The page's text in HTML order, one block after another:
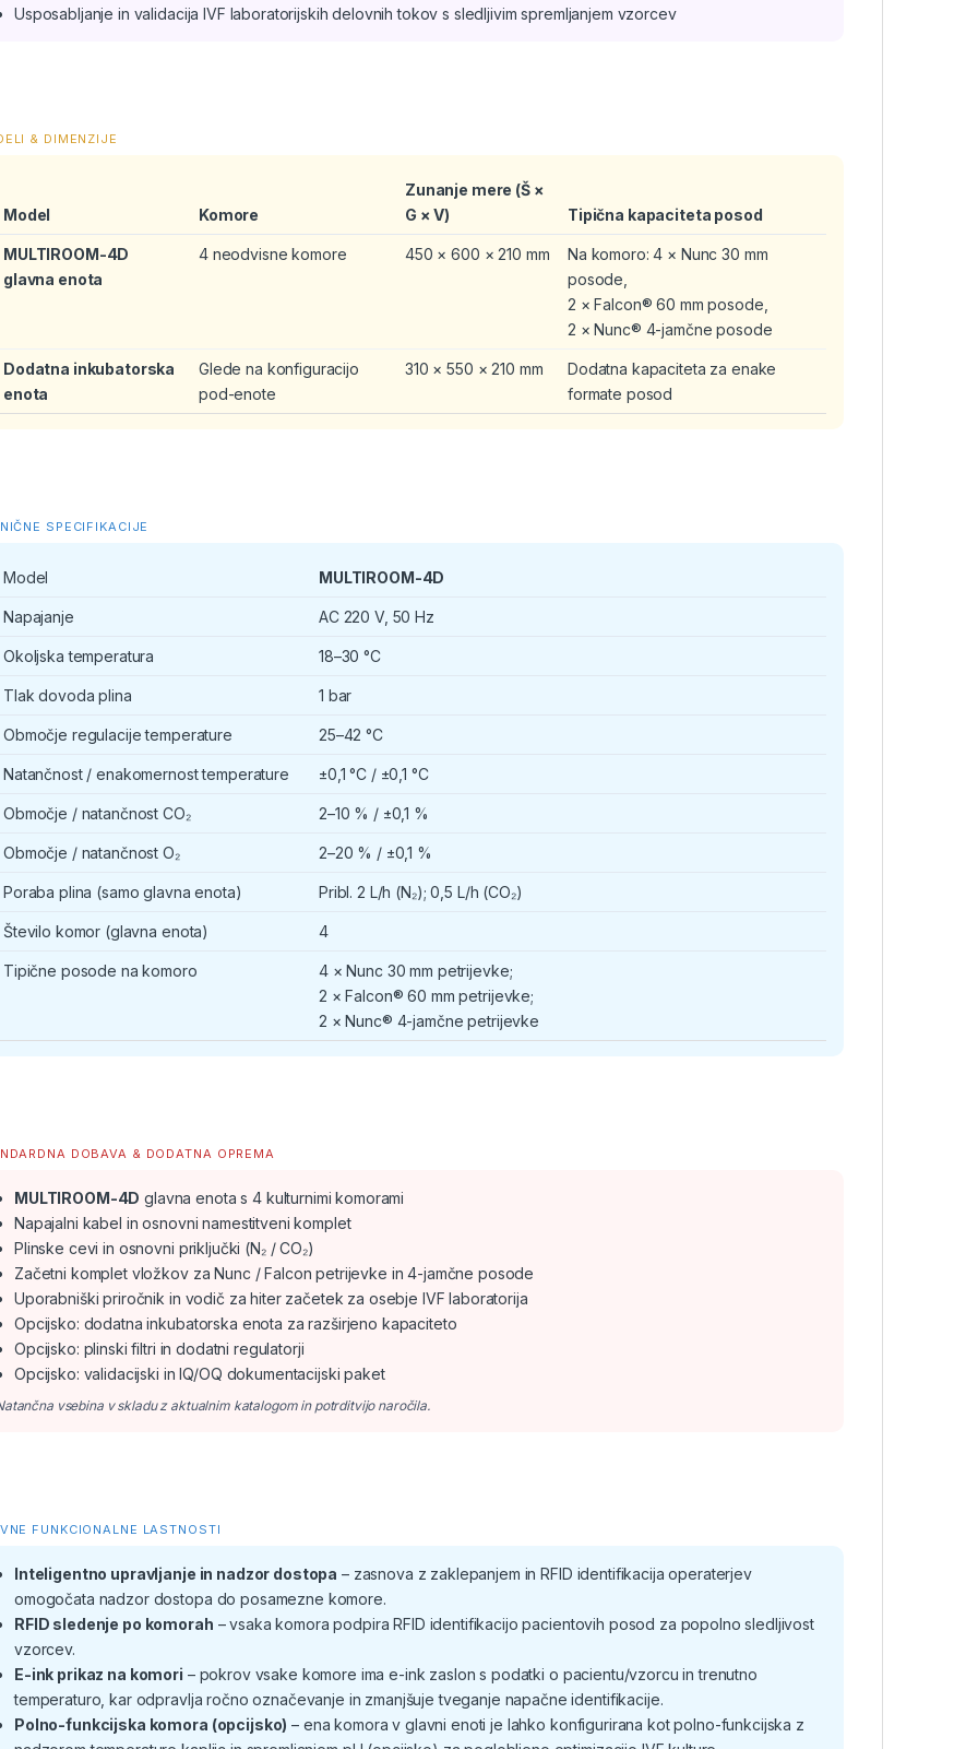
Usposabljanje in validacija IVF laboratorijskih delovnih tokov s sledljivim spremljanjem vzorcev
& DIMENZIJE
Model Komore
Zunanje mere (Š ×
G × V)
Tipična kapaciteta posod
MULTIROOM-4D
glavna enota
4 neodvisne komore 450 × 600 × 210 mm
Na komoro: 4 × Nunc 30 mm
posode,
2 × Falcon® 60 mm posode,
2 × Nunc® 4-jamčne posode
Dodatna inkubatorska
enota
Glede na konfiguracijo
pod-enote
310 × 550 × 210 mm
Dodatna kapaciteta za enake
formate posod
SPECIFIKACIJE
Model MULTIROOM-4D
Napajanje AC 220 V, 50 Hz
Okoljska temperatura 18–30 °C
Tlak dovoda plina 1 bar
Območje regulacije temperature 25–42 °C
Natančnost / enakomernost temperature ±0,1 °C / ±0,1 °C
Območje / natančnost CO₂ 2–10 % / ±0,1 %
Območje / natančnost O₂ 2–20 % / ±0,1 %
Poraba plina (samo glavna enota) Pribl. 2 L/h (N₂); 0,5 L/h (CO₂)
Število komor (glavna enota) 4
Tipične posode na komoro
4 × Nunc 30 mm petrijevke;
2 × Falcon® 60 mm petrijevke;
2 × Nunc® 4-jamčne petrijevke
DOBAVA & DODATNA OPREMA
MULTIROOM-4D glavna enota s 4 kulturnimi komorami
Napajalni kabel in osnovni namestitveni komplet
Plinske cevi in osnovni priključki (N₂ / CO₂)
Začetni komplet vložkov za Nunc / Falcon petrijevke in 4-jamčne posode
Uporabniški priročnik in vodič za hiter začetek za osebje IVF laboratorija
Opcijsko: dodatna inkubatorska enota za razširjeno kapaciteto
Opcijsko: plinski filtri in dodatni regulatorji
Opcijsko: validacijski in IQ/OQ dokumentacijski paket
vsebina v skladu z aktualnim katalogom in potrditvijo naročila.
FUNKCIONALNE LASTNOSTI
Inteligentno upravljanje in nadzor dostopa – zasnova z zaklepanjem in RFID identifikacija operaterjev
omogočata nadzor dostopa do posamezne komore.
RFID sledenje po komorah – vsaka komora podpira RFID identifikacijo pacientovih posod za popolno sledljivost
vzorcev.
E-ink prikaz na komori – pokrov vsake komore ima e-ink zaslon s podatki o pacientu/vzorcu in trenutno
temperaturo, kar odpravlja ročno označevanje in zmanjšuje tveganje napačne identifikacije.
Polno-funkcijska komora (opcijsko) – ena komora v glavni enoti je lahko konfigurirana kot polno-funkcijska z